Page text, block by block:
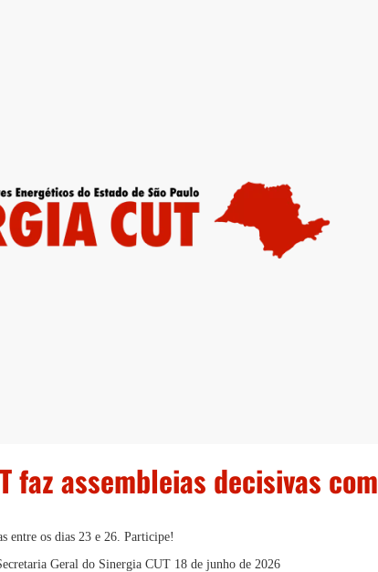
faz assembleias decisivas com
entre os dias 23 e 26. Participe!
Geral do Sinergia CUT 18 de junho de 2026